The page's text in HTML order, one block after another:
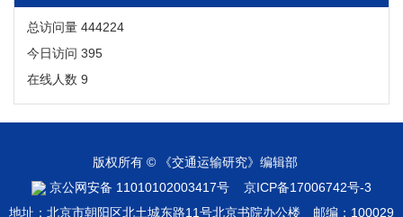
总访问量 444224
今日访问 395
在线人数 9
版权所有 © 《交通运输研究》编辑部
京公网安备 11010102003417号
京ICP备17006742号-3
地址：北京市朝阳区北土城东路11号北京书院办公楼 邮编：100029